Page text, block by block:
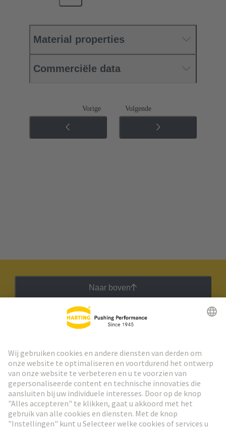
Material properties
Commerciële data
Vorige Volgende
Naar boven
Ga naar registratie
Social Media